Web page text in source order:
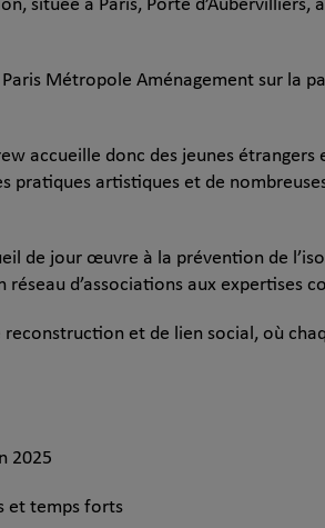
située à Paris, Porte
Métropole Aménagement sur la
accueille donc des jeunes
pratiques artistiques et de
de jour œuvre à la prévention de
d’associations aux expertises
reconstruction et de lien social, où
2025
et temps forts